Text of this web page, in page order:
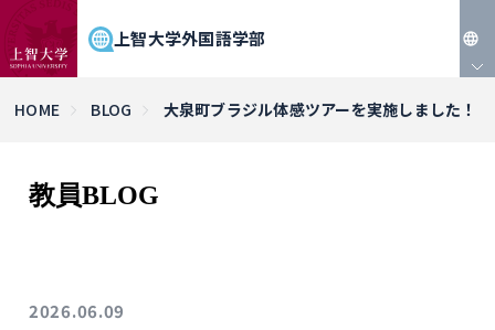
上智大学外国語学部
HOME BLOG 大泉町ブラジル体感ツアーを実施しました！
教員BLOG
2026.06.09